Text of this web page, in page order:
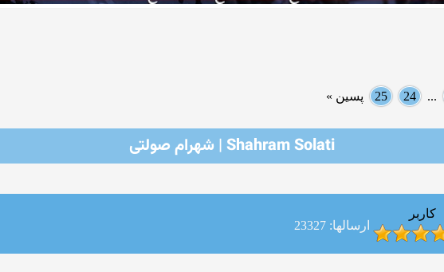
...
24
25 پسین »
Shahram Solati | شهرام صولتی
کاربر
ارسالها: 23327